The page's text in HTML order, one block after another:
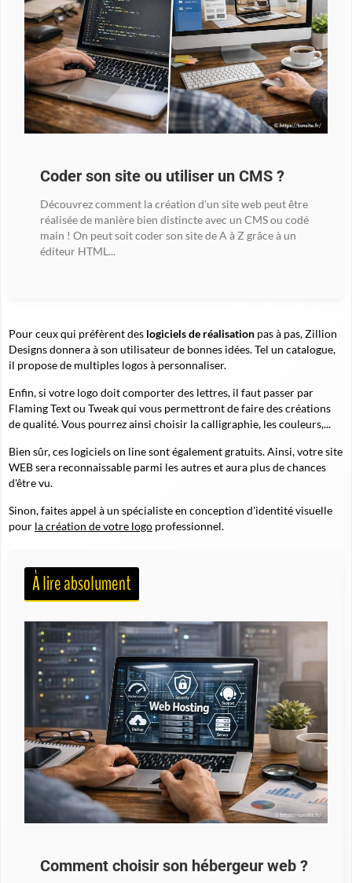
Coder son site ou utiliser un CMS ?
Découvrez comment la création d'un site web peut être
réalisée de manière bien distincte avec un CMS ou codé
main ! On peut soit coder son site de A à Z grâce à un
éditeur HTML...
Pour ceux qui préfèrent des logiciels de réalisation pas à pas, Zillion
Designs donnera à son utilisateur de bonnes idées. Tel un catalogue,
il propose de multiples logos à personnaliser.
Enfin, si votre logo doit comporter des lettres, il faut passer par
Flaming Text ou Tweak qui vous permettront de faire des créations
de qualité. Vous pourrez ainsi choisir la calligraphie, les couleurs,...
Bien sûr, ces logiciels on line sont également gratuits. Ainsi, votre site
WEB sera reconnaissable parmi les autres et aura plus de chances
d'être vu.
Sinon, faites appel à un spécialiste en conception d'identité visuelle
pour la création de votre logo professionnel.
À lire absolument
Comment choisir son hébergeur web ?